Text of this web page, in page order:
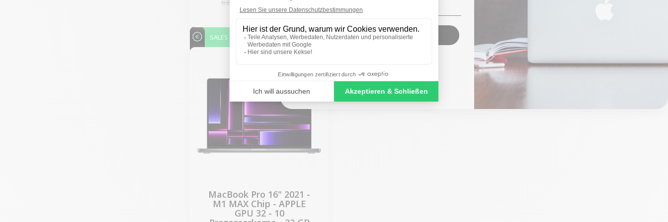
SALES -690,64 €
MacBook Pro 16" 2021 -
M1 MAX Chip - APPLE
GPU 32 - 10
SIGN ME UP!